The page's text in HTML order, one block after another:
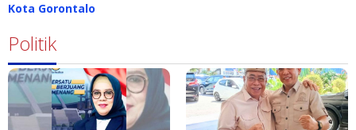
Kota Gorontalo
Politik